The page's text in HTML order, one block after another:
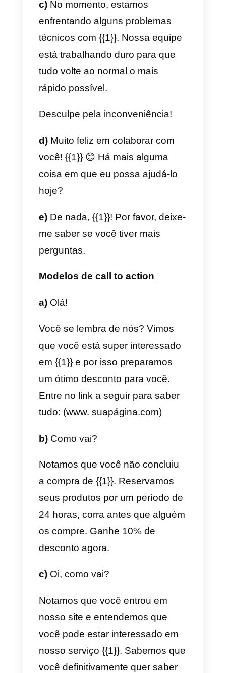
podemos bater um papo para
explicar de forma concisa como
podemos ajudá-lo em seu
negócio 🙂
Modelos de acompanhamento
a) Olá {{1}}), vejo que você não
entrou em contato conosco por
algum tempo. Você ainda está
interessado em nosso serviço?
um pouco mais sobre como
podemos trazer uma solução
para o seu negócio, lembre-se
que estaremos sempre aqui para
tirar suas dúvidas.
Saudações!
Não tenho certeza se deixamos
algum problema sem solução ou
se eu não lhe dei informações
suficientes. Gostaria de saber se
problemas sobre os quais você
não tenha certeza.
Gostaria de conversar um